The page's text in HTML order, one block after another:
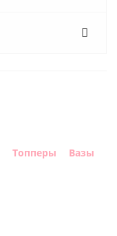
Топперы
Вазы